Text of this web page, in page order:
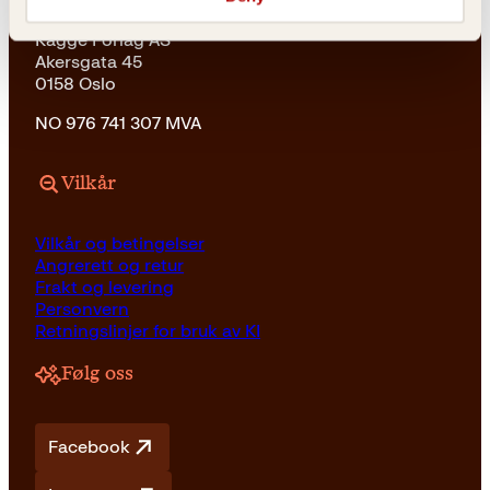
Kagge Forlag AS
Akersgata 45
0158 Oslo
NO 976 741 307 MVA
Vilkår
Vilkår og betingelser
Angrerett og retur
Frakt og levering
Personvern
Retningslinjer for bruk av KI
Følg oss
Facebook